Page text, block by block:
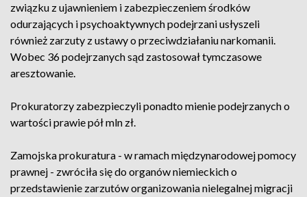
związku z ujawnieniem i zabezpieczeniem środków
odurzających i psychoaktywnych podejrzani usłyszeli
również zarzuty z ustawy o przeciwdziałaniu narkomanii.
Wobec 36 podejrzanych sąd zastosował tymczasowe
aresztowanie.
Prokuratorzy zabezpieczyli ponadto mienie podejrzanych o
wartości prawie pół mln zł.
Zamojska prokuratura - w ramach międzynarodowej pomocy
prawnej - zwróciła się do organów niemieckich o
przedstawienie zarzutów organizowania nielegalnej migracji